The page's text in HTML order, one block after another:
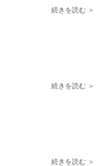
続きを読む ＞
続きを読む ＞
続きを読む ＞